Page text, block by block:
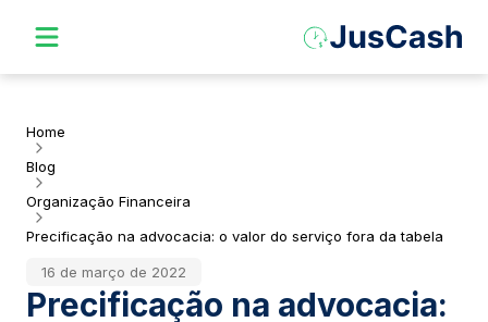
Home
Blog
Organização Financeira
Precificação na advocacia: o valor do serviço fora da tabela
16 de março de 2022
Precificação na advocacia: